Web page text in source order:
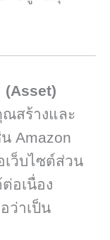
(Asset)
ณสร้างและ
Amazon
เว็บไซต์ส่วน
อเนื่อง
ว่าเป็น